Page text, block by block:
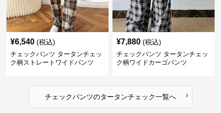
¥6,540 (税込)
チェックパンツ タータンチェッ
ク柄ストレートワイドパンツ
¥7,880 (税込)
チェックパンツ タータンチェッ
ク柄ワイドカーゴパンツ
チェックパンツのタータンチェック一覧へ ›